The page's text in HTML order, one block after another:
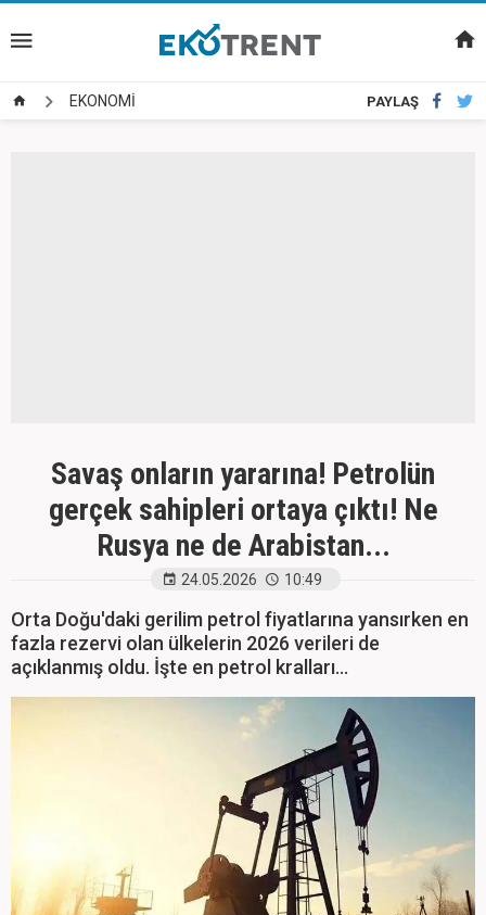
EKONOMİ PAYLAŞ
Savaş onların yararına! Petrolün
gerçek sahipleri ortaya çıktı! Ne
Rusya ne de Arabistan...
24.05.2026 10:49
Orta Doğu'daki gerilim petrol fiyatlarına yansırken en
fazla rezervi olan ülkelerin 2026 verileri de
açıklanmış oldu. İşte en petrol kralları...